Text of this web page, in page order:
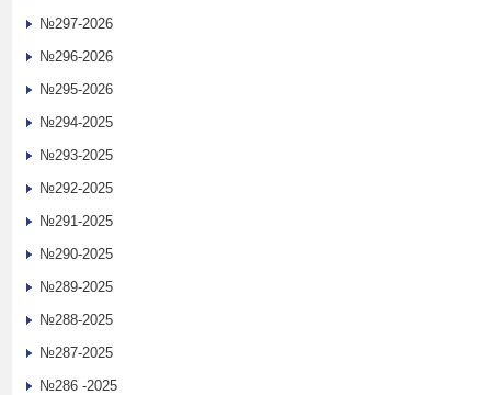
№297-2026
№296-2026
№295-2026
№294-2025
№293-2025
№292-2025
№291-2025
№290-2025
№289-2025
№288-2025
№287-2025
№286 -2025